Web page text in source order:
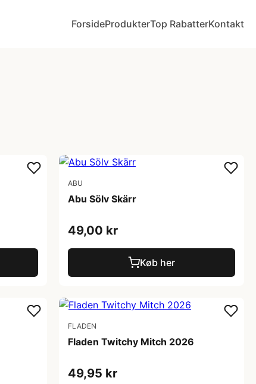
ForsideProdukterTop RabatterKontakt
ABU
Abu Sölv Skärr
49,00 kr
Køb her
FLADEN
Fladen Twitchy Mitch 2026
49,95 kr